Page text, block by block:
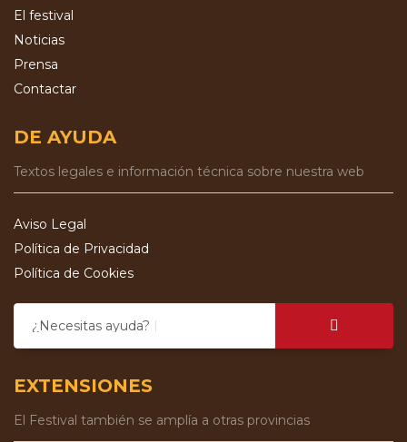
El festival
Noticias
Prensa
Contactar
DE AYUDA
Textos legales e información técnica sobre nuestra web
Aviso Legal
Política de Privacidad
Política de Cookies
¿Necesitas ayuda?
EXTENSIONES
El Festival también se amplía a otras provincias